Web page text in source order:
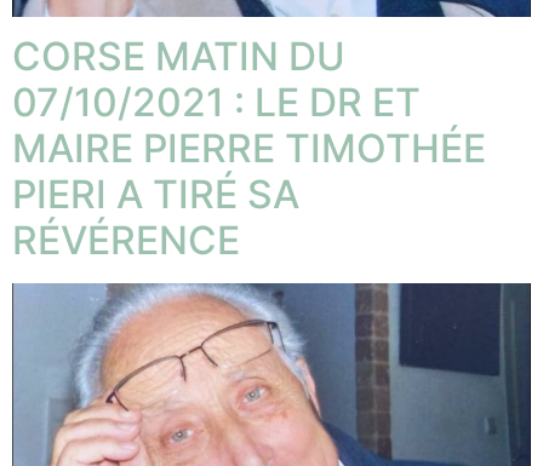
CORSE MATIN DU
07/10/2021 : LE DR ET
MAIRE PIERRE TIMOTHÉE
PIERI A TIRÉ SA
RÉVÉRENCE